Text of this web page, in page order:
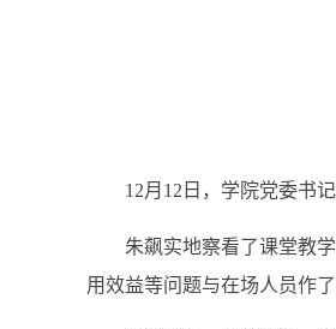
12月12日，学院党委书
朱飙实地察看了课堂教
用效益等问题与在场人员作了